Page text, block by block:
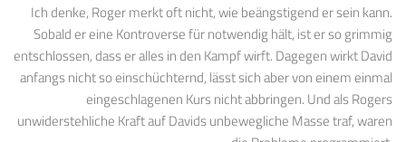
Ich denke, Roger merkt oft nicht, wie beängstigend er sein kann.
Sobald er eine Kontroverse für notwendig hält, ist er so grimmig
entschlossen, dass er alles in den Kampf wirft. Dagegen wirkt David
anfangs nicht so einschüchternd, lässt sich aber von einem einmal
eingeschlagenen Kurs nicht abbringen. Und als Rogers
unwiderstehliche Kraft auf Davids unbewegliche Masse traf, waren